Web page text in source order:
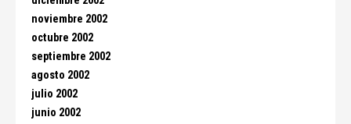
noviembre 2002
octubre 2002
septiembre 2002
agosto 2002
julio 2002
junio 2002